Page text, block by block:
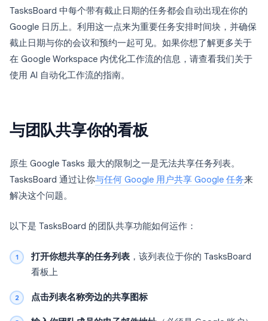
TasksBoard 中每个带有截止日期的任务都会自动出现在你的
Google 日历上。利用这一点来为重要任务安排时间块，并确保
截止日期与你的会议和预约一起可见。如果你想了解更多关于
在 Google Workspace 内优化工作流的信息，请查看我们关于
使用 AI 自动化工作流的指南。
与团队共享你的看板
原生 Google Tasks 最大的限制之一是无法共享任务列表。
TasksBoard 通过让你与任何 Google 用户共享 Google 任务来
解决这个问题。
以下是 TasksBoard 的团队共享功能如何运作：
打开你想共享的任务列表 ，该列表位于你的 TasksBoard
看板上
点击列表名称旁边的共享图标